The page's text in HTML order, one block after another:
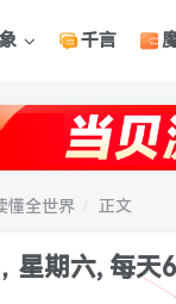
千言
懂全世界 正文
星期六, 每天